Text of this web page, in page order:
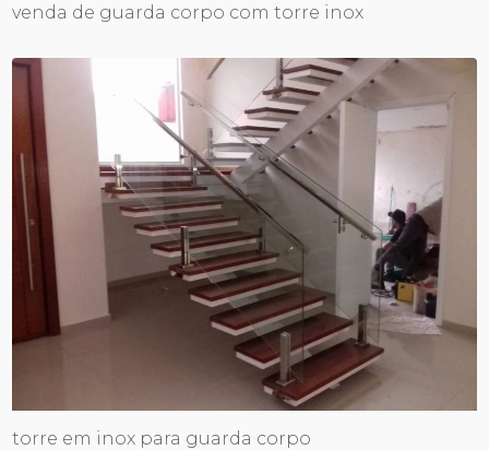
venda de guarda corpo com torre inox
torre em inox para guarda corpo